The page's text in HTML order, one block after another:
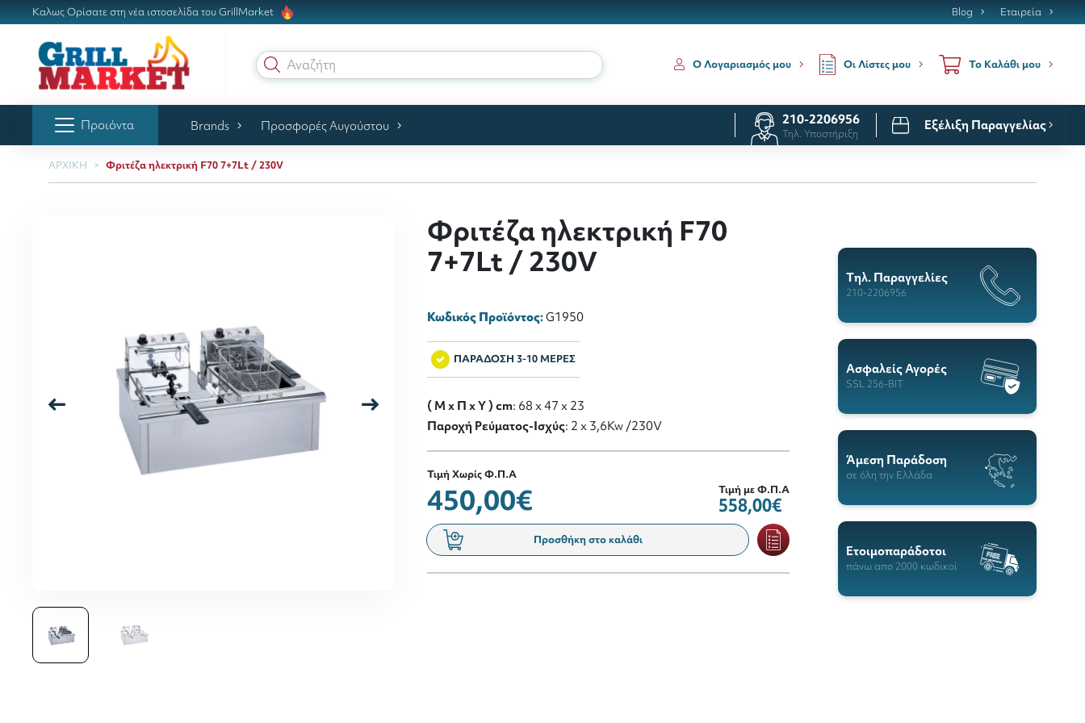
Καλως Ορίσατε στη νέα ιστοσελίδα του GrillMarket Blog Εταιρεία
Αναζήτηση για Ο Λογαριασμός μου Οι Λίστες μου Το Καλάθι μου
Προιόντα Brands Προσφορές Αυγούστου 210-2206956
Τηλ. Υποστήριξη
Εξέλιξη Παραγγελίας
ΑΡΧΙΚΗ Φριτέζα ηλεκτρική F70 7+7Lt / 230V
Φριτέζα ηλεκτρική F70
7+7Lt / 230V
Κωδικός Προϊόντος:G1950
ΠΑΡΑΔΟΣΗ 3-10 ΜΕΡΕΣ
( M x Π x Y ) cm: 68 x 47 x 23
Παροχή Ρεύματος-Ισχύς: 2 x 3,6Kw /230V
Τιμή Χωρίς Φ.Π.Α
450,00€ Τιμή με Φ.Π.Α
558,00€
Προσθήκη στο καλάθι
Tηλ. Παραγγελίες
210-2206956
Ασφαλείς Αγορές
SSL 256-BIT
Άμεση Παράδοση
σε όλη την Ελλάδα
Ετοιμοπαράδοτοι
πάνω απο 2000 κωδικοί